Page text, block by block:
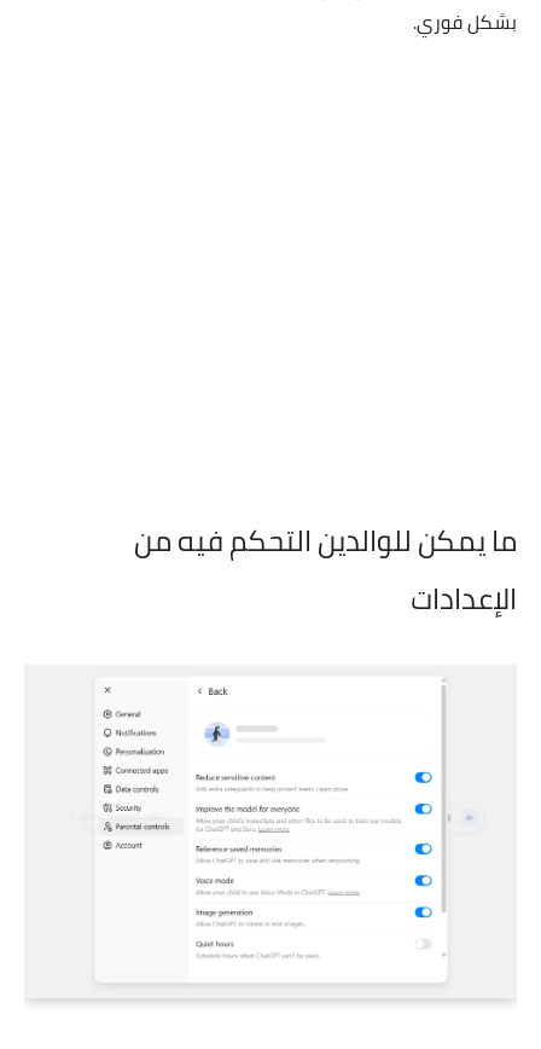
بشكل فوري.
ما يمكن للوالدين التحكم فيه من
الإعدادات